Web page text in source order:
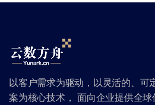
以客户需求为驱动，以灵活的、可
案为核心技术， 面向企业提供全